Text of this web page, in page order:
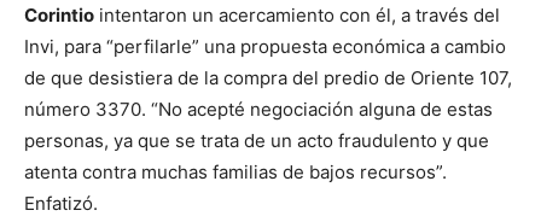
Corintio intentaron un acercamiento con él, a través del
Invi, para “perfilarle” una propuesta económica a cambio
de que desistiera de la compra del predio de Oriente 107,
número 3370. “No acepté negociación alguna de estas
personas, ya que se trata de un acto fraudulento y que
atenta contra muchas familias de bajos recursos”.
Enfatizó.